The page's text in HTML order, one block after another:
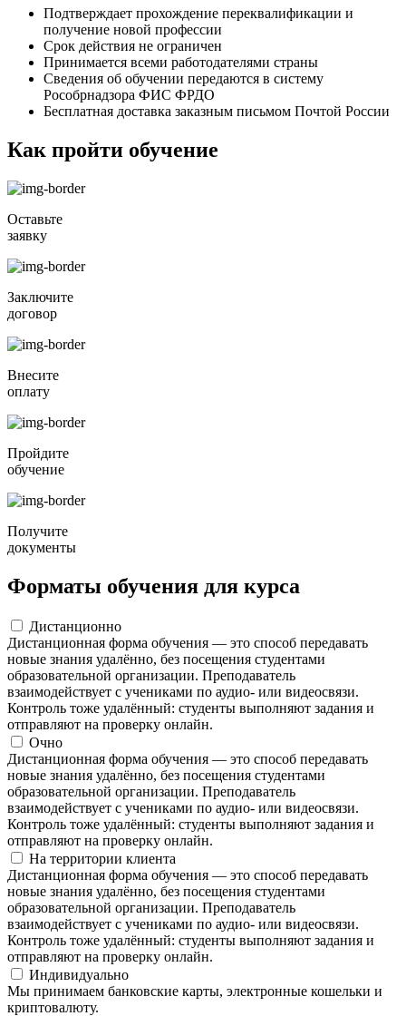
Подтверждает прохождение переквалификации и
получение новой профессии
Срок действия не ограничен
Принимается всеми работодателями страны
Сведения об обучении передаются в систему
Рособрнадзора ФИС ФРДО
Бесплатная доставка заказным письмом Почтой России
Как пройти обучение
Оставьте
заявку
Заключите
договор
Внесите
оплату
Пройдите
обучение
Получите
документы
Форматы обучения для курса
Дистанционно
Дистанционная форма обучения — это способ передавать
новые знания удалённо, без посещения студентами
образовательной организации. Преподаватель
взаимодействует с учениками по аудио- или видеосвязи.
Контроль тоже удалённый: студенты выполняют задания и
отправляют на проверку онлайн.
Очно
Дистанционная форма обучения — это способ передавать
новые знания удалённо, без посещения студентами
образовательной организации. Преподаватель
взаимодействует с учениками по аудио- или видеосвязи.
Контроль тоже удалённый: студенты выполняют задания и
отправляют на проверку онлайн.
На территории клиента
Дистанционная форма обучения — это способ передавать
новые знания удалённо, без посещения студентами
образовательной организации. Преподаватель
взаимодействует с учениками по аудио- или видеосвязи.
Контроль тоже удалённый: студенты выполняют задания и
отправляют на проверку онлайн.
Индивидуально
Мы принимаем банковские карты, электронные кошельки и
криптовалюту.